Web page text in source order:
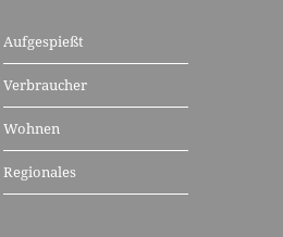
Aufgespießt
Verbraucher
Wohnen
Regionales